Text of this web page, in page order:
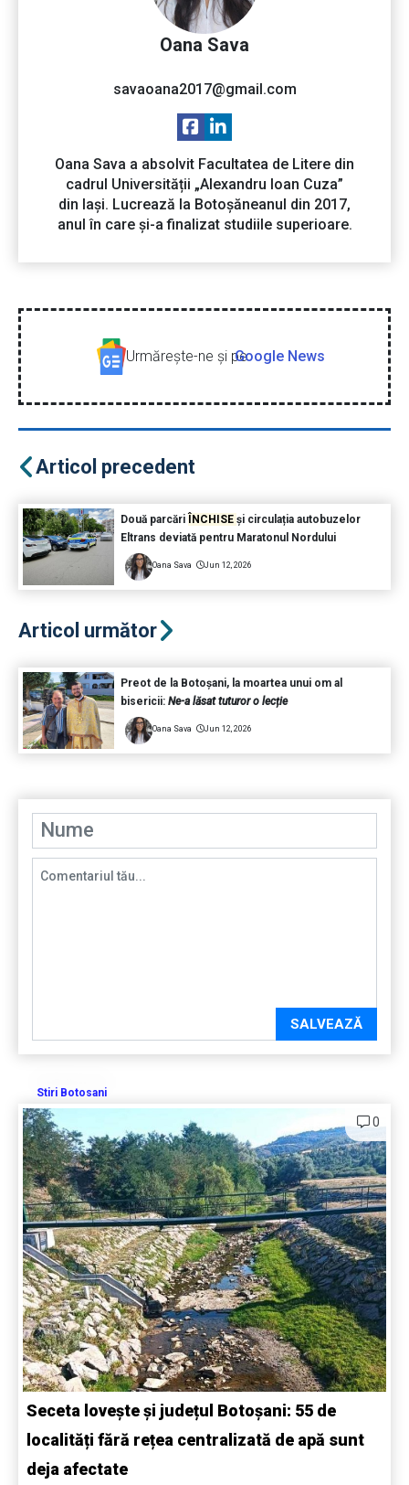
Oana Sava
savaoana2017@gmail.com
Oana Sava a absolvit Facultatea de Litere din
cadrul Universității „Alexandru Ioan Cuza”
din Iași. Lucrează la Botoșăneanul din 2017,
anul în care și-a finalizat studiile superioare.
Urmăreşte-ne şi peGoogle News
Articol precedent
Două parcări ÎNCHISE și circulația autobuzelor
Eltrans deviată pentru Maratonul Nordului
Oana Sava Jun 12, 2026
Articol următor
Preot de la Botoșani, la moartea unui om al
bisericii: Ne-a lăsat tuturor o lecție
Oana Sava Jun 12, 2026
SALVEAZĂ
Stiri Botosani
0
Seceta lovește și județul Botoșani: 55 de
localități fără rețea centralizată de apă sunt
deja afectate